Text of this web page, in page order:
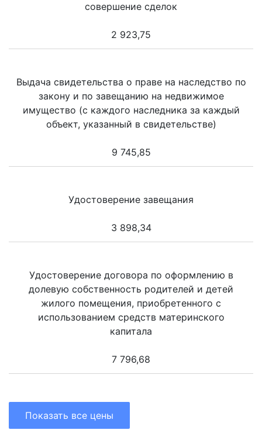
совершение сделок
2 923,75
Выдача свидетельства о праве на наследство по
закону и по завещанию на недвижимое
имущество (с каждого наследника за каждый
объект, указанный в свидетельстве)
9 745,85
Удостоверение завещания
3 898,34
Удостоверение договора по оформлению в
долевую собственность родителей и детей
жилого помещения, приобретенного с
использованием средств материнского
капитала
7 796,68
Показать все цены